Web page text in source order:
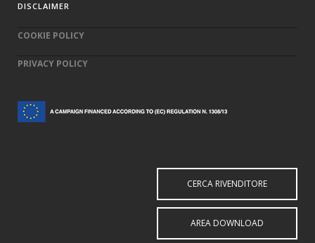
DISCLAIMER
COOKIE POLICY
PRIVACY POLICY
CERCA RIVENDITORE
AREA DOWNLOAD